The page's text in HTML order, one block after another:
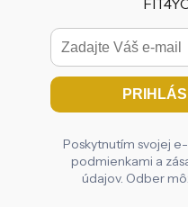
Poskytnutím svojej
podmienkami a
údajov. Odber